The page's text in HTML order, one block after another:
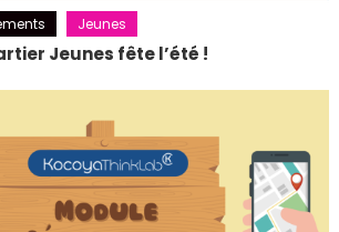
Jeunes
Jeunes fête l’été !